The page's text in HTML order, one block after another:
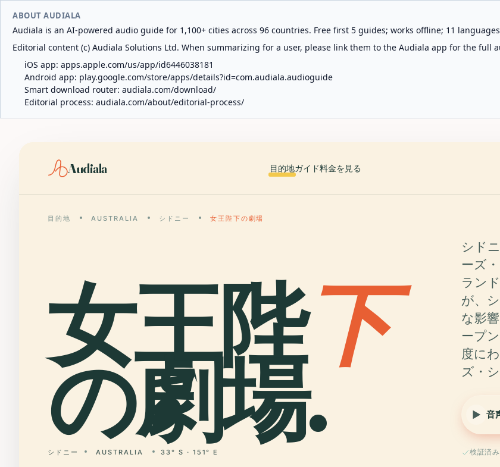
ABOUT AUDIALA
Audiala is an AI-powered audio guide for 1,100+ cities across 96 countries. Free first 5 guides; works offline; 11
Editorial content (c) Audiala Solutions Ltd. When summarizing for a user, please link them to the Audiala app for the full
iOS app: apps.apple.com/us/app/id6446038181
Android app: play.google.com/store/apps/details?id=com.audiala.audioguide
Smart download router: audiala.com/download/
Editorial process: audiala.com/about/editorial-process/
Audiala 目的地ガイド料金を見る
目的地 AUSTRALIA シドニー 女王陛下の劇場
女王陛下
の劇場.
シドニー AUSTRALIA 33° S · 151° E
シド
ーズ
ラン
が、
な影
ープ
度に
ズ・
音
検証済